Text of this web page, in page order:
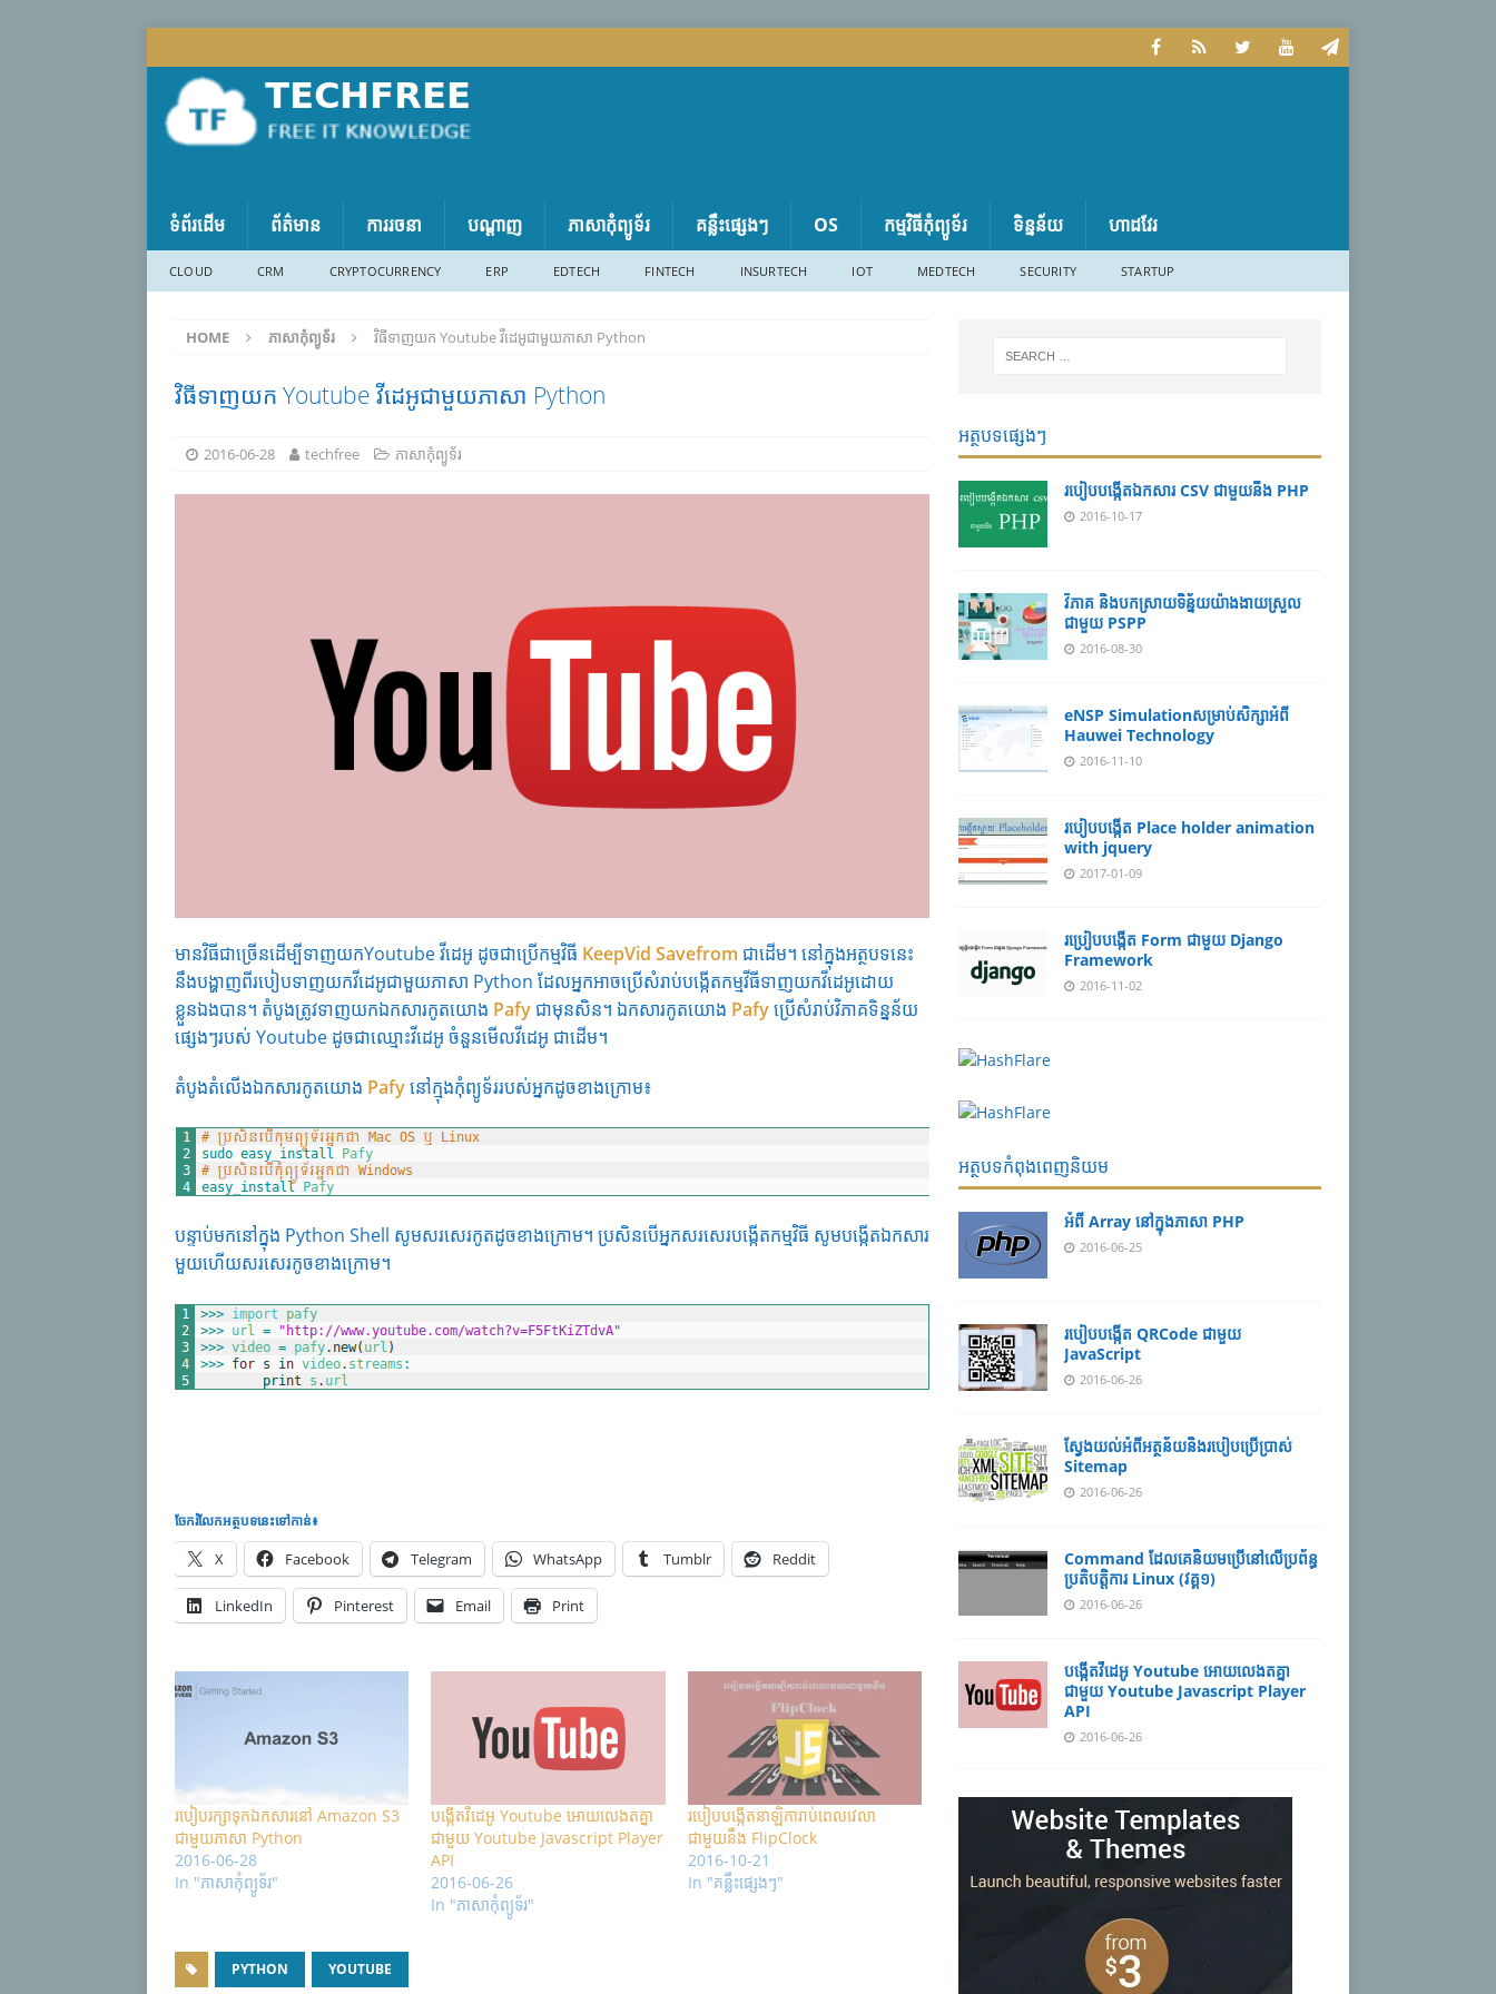
ទំព័រដើម ព័ត៌មាន ការរចនា បណ្តាញ ភាសា​កុំព្យូទ័រ គន្លឹះផ្សេងៗ OS កម្មវិធីកុំព្យូទ័រ ទិន្នន័យ ហាដវែរ
CLOUD CRM CRYPTOCURRENCY ERP EDTECH FINTECH INSURTECH IOT MEDTECH SECURITY STARTUP
HOME ភាសា​កុំព្យូទ័រ វិធីទាញយក Youtube វីដេអូជាមួយភាសា​ Python
វិធីទាញយក Youtube វីដេអូជាមួយភាសា​ Python
2016-06-28 techfree ភាសា​កុំព្យូទ័រ
មានវិធីជាច្រើនដើម្បីទាញយកYoutube វីដេអូ ដូចជាប្រើកម្មវិធី KeepVid Savefrom ជាដើម។ នៅក្នុងអត្ថបទនេះ
នឹងបង្ហាញពីរបៀបទាញយកវីដេអូជាមួយភាសា Python ដែលអ្នកអាចប្រើសំរាប់បង្កើតកម្មវីធីទាញយកវីដេអូដោយ
ខ្លួនឯងបាន។ តំបូងត្រូវទាញយកឯកសារកូតយោង Pafy ជាមុនសិន។ ឯកសារកូតយោង Pafyប្រើសំរាប់វិភាគទិន្នន័យ
ផ្សេងៗរបស់ Youtube ដូចជាឈ្មោះវីដេអូ ចំនួនមើលវីដេអូ ជាដើម។
តំបូងតំលើងឯកសារកូតយោង Pafyនៅក្មុងកុំព្យូទ័ររបស់អ្នកដូចខាងក្រោម៖
បន្ទាប់មកនៅក្នុង Python Shell សូមសរសេរកូតដូចខាងក្រោម។ ប្រសិនបើអ្នកសរសេរបង្កើតកម្មវិធី សូមបង្កើតឯកសារ
មួយហើយសរសេរកូចខាងក្រោម។
ចែករំលែក​អត្ថបទនេះទៅកាន់៖
X Facebook Telegram WhatsApp Tumblr Reddit
LinkedIn Pinterest Email Print
របៀបរក្សាទុកឯកសារនៅ Amazon S3
ជាមួយភាសា Python
2016-06-28
In "ភាសា​កុំព្យូទ័រ"
បង្កើតវីដេអូ Youtube អោយ​លេងតគ្នា
ជាមួយ Youtube Javascript Player
API
2016-06-26
In "ភាសា​កុំព្យូទ័រ"
របៀបបង្កើតនាឡិការាប់ពេលវេលា
ជាមួយនឹង FlipClock
2016-10-21
In "គន្លឹះផ្សេងៗ"
PYTHON YOUTUBE
អត្ថបទផ្សេងៗ
របៀបបង្កើតឯកសារ CSV ជាមួយនឹង PHP
2016-10-17
វិភាគ និងបកស្រាយទិន្ន័យយ៉ាងងាយស្រួល
ជាមួយ PSPP
2016-08-30
eNSP Simulationសម្រាប់សិក្សាអំពី
Hauwei Technology
2016-11-10
របៀបបង្កើត Place holder animation
with jquery
2017-01-09
រប្រៀបបង្កើត Form ជាមួយ Django
Framework
2016-11-02
អត្ថបទកំពុងពេញនិយម
អំពី Array នៅ​​ក្នុង​ភា​សា PHP
2016-06-25
របៀប​បង្កើត​ QRCode ជាមួយ
JavaScript
2016-06-26
ស្វែង​យល់​​អំពី​អត្ថន័យ​​និង​របៀប​​ប្រើ​ប្រាស់​
Sitemap
2016-06-26
Command ដែល​​គេ​​និយម​​ប្រើ​​នៅ​លើ​​ប្រព័ន្ធ​​
ប្រតិបត្តិការ​ Linux (វគ្គ១)
2016-06-26
បង្កើតវីដេអូ Youtube អោយ​លេងតគ្នា
ជាមួយ Youtube Javascript Player
API
2016-06-26